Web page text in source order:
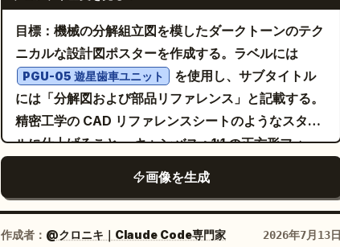
の注釈、クリアで細身のサンセリフ体、および等幅フ
ォントのパラメータを使用します。最初の画面には
3/4 アングルのビューで製品のアイデンティティを表
示し、続いて正面、側面、背面、真上からの補助アン
グルを表示します。特定の身長適合範囲を推測させず
にスケール感を示すため、人間が座っている姿勢とデ
スクとの関係性を使用します。ヘッドレスト、背もた
れ、アームレスト、シートクッション、ランバーサポ
部の分解図は提供しません。オフィス、読書、休憩の
シーンを紹介します。エビデンスセクションにはユー
目標：機械の分解組立図を模したダークトーンのテク
ニカルな設計図ポスターを作成する。ラベルには
PGU-05 遊星歯車ユニット
を使用し、サブタイトル
には「分解図および部品リファレンス」と記載する。
精密工学の CAD リファレンスシートのようなスタイ
ルに仕上げること。 キャンバス：1:1 の正方形フォー
リッド線、細い境界線、コーナーのクロップマーク、
上下中央に小さなレジストレーションマーク、右上に
小さなシート番号「01」を配置する。白とライトグレ
画像を生成
作成者： @クロニキ｜Claude Code専門家 2026年7月13日